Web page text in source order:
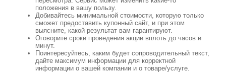
положения в вашу пользу.
Добивайтесь минимальной стоимости, которую только
сможет предоставить купонный сайт, и при этом
выясните, какой результат вам гарантируют.
Оговорите сроки проведения акции вплоть до часов и
минут.
Поинтересуйтесь, каким будет сопроводительный текст,
дайте максимум информации для корректной
информации о вашей компании и о товаре/услуге.